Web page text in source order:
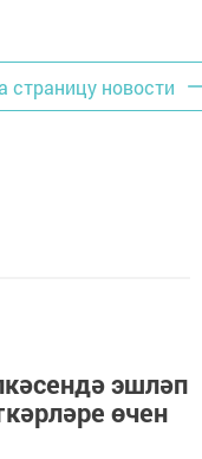
страницу новости
эшләп
өчен